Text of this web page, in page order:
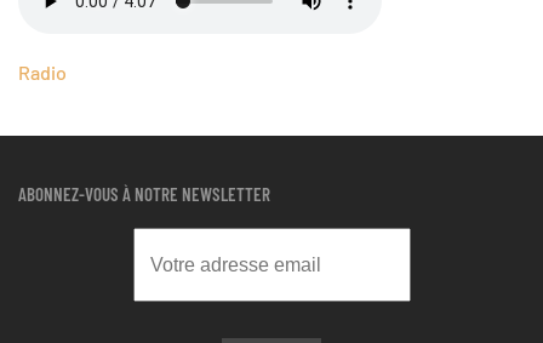
Radio
ABONNEZ-VOUS À NOTRE NEWSLETTER